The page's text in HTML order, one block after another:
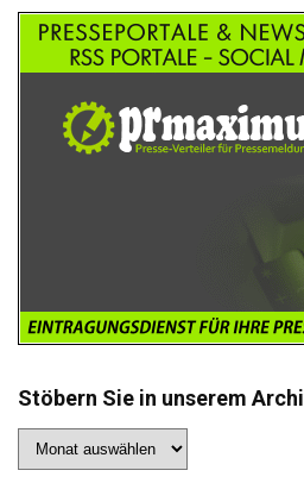
Stöbern Sie in unserem
Sie